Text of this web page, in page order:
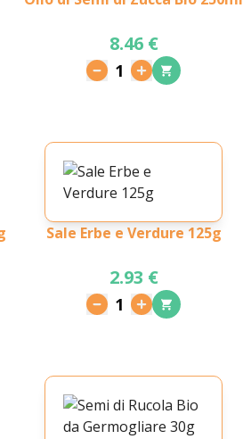
8.46 €
1
Sale Erbe e Verdure 125g
2.93 €
1